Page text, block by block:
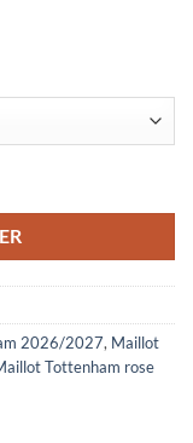
2026/2027 Rose
2026/2027, Maillot
Tottenham rose